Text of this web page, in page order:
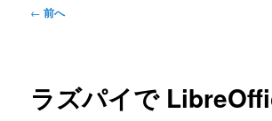
投
ー
← 前へ
ラズパイで